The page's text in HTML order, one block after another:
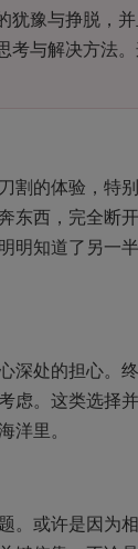
豫与挣脱，
与解决方法
的体验，特
东西，完全断
明知道了另一
处的担心。
虑。这类选择
洋里。
或许是因为